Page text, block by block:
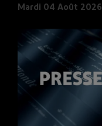
Mardi 04 Août 2026